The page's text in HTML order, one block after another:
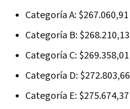
Categoría A: $267.060,91
Categoría B: $268.210,13
Categoría C: $269.358,01
Categoría D: $272.803,66
Categoría E: $275.674,37